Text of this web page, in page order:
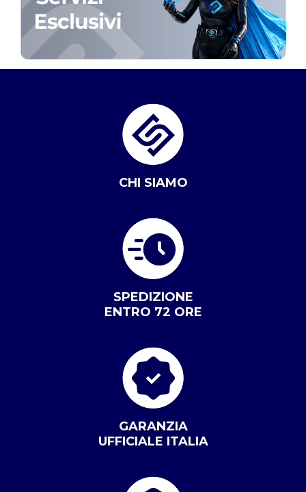
CHI SIAMO
SPEDIZIONE
ENTRO 72 ORE
GARANZIA
UFFICIALE ITALIA